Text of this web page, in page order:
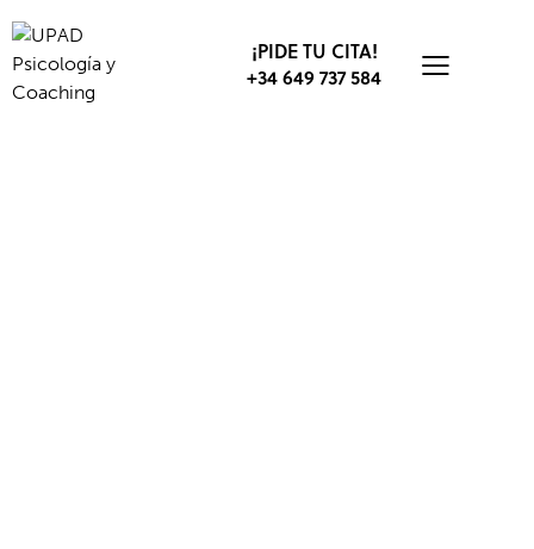
¡PIDE TU CITA!
+34 649 737 584